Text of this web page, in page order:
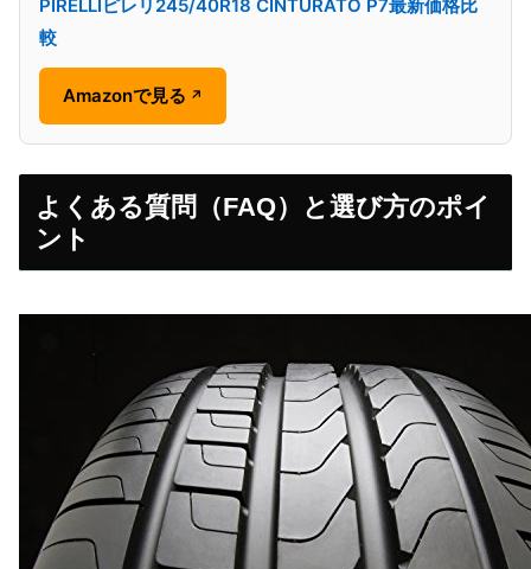
PIRELLIピレリ245/40R18 CINTURATO P7最新価格比
較
Amazonで見る ↗
よくある質問（FAQ）と選び方のポイ
ント